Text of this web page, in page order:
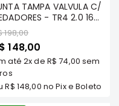
TAMPA VALVULA C/
- TR4 2.0 16V
2001 A 2015 FLEX OU
PAJERO IO 1.8
- TECNOPART -
198,00
148,00
até 2xde R$ 74,00 sem
R$ 148,00 no Pix e Boleto